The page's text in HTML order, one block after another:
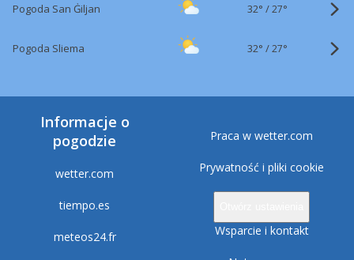
Pogoda San Ġiljan 32° /27°
Pogoda Sliema 32° /27°
Informacje o
pogodzie
wetter.com
tiempo.es
meteos24.fr
Praca w wetter.com
Prywatność i pliki cookie
Wsparcie i kontakt